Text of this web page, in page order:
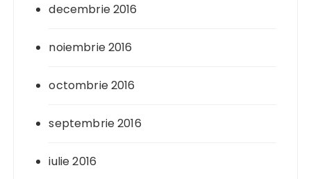
decembrie 2016
noiembrie 2016
octombrie 2016
septembrie 2016
iulie 2016